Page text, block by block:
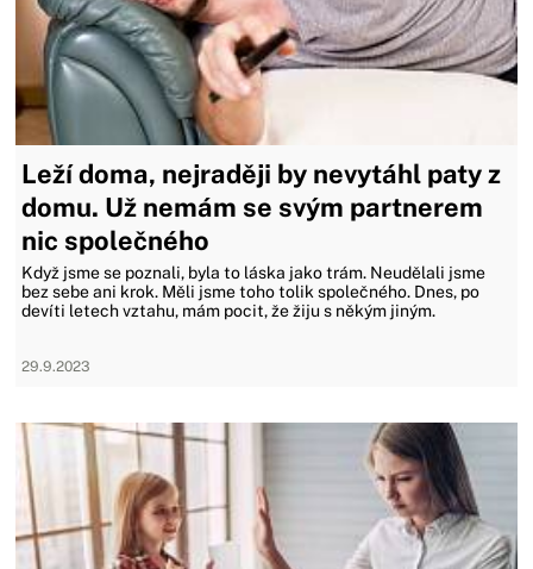
Leží doma, nejraději by nevytáhl paty z
domu. Už nemám se svým partnerem
nic společného
Když jsme se poznali, byla to láska jako trám. Neudělali jsme
bez sebe ani krok. Měli jsme toho tolik společného. Dnes, po
devíti letech vztahu, mám pocit, že žiju s někým jiným.
29.9.2023